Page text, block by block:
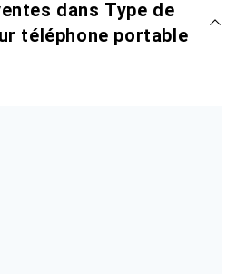
dans Type de
téléphone portable